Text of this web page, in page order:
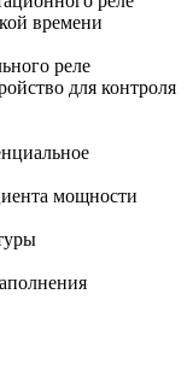
времени
реле
для контроля
мощности